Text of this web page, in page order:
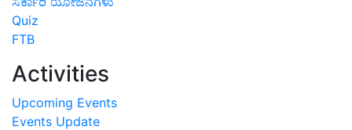
Quiz
FTB
Activities
Upcoming Events
Events Update